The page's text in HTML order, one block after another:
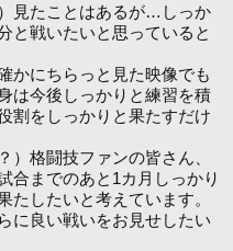
見たことはあるが…しっか
と戦いたいと思っていると
かにちらっと見た映像でも
は今後しっかりと練習を積
割をしっかりと果たすだけ
）格闘技ファンの皆さん、
合までのあと1カ月しっかり
たしたいと考えています。
に良い戦いをお見せしたい